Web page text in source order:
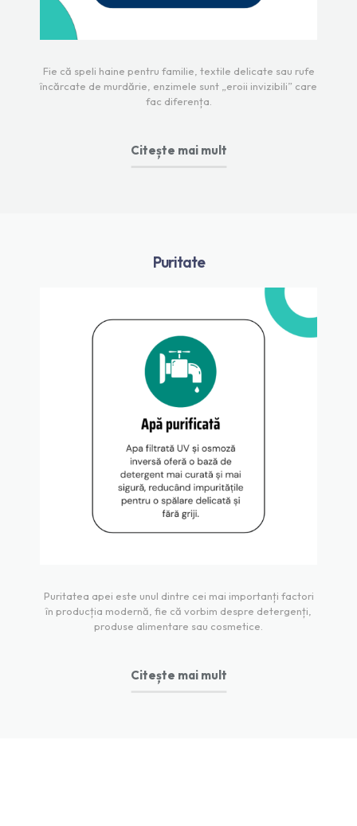
Fie că speli haine pentru familie, textile delicate sau rufe
încărcate de murdărie, enzimele sunt „eroii invizibili” care
fac diferența.
Citește mai mult
Puritate
Puritatea apei este unul dintre cei mai importanți factori
în producția modernă, fie că vorbim despre detergenți,
produse alimentare sau cosmetice.
Citește mai mult